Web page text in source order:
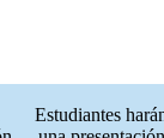
Estudiantes